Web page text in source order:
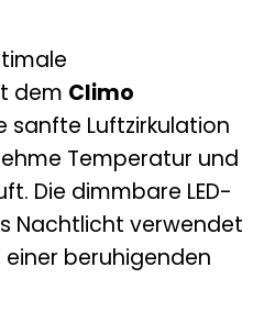
dem Climo
sanfte Luftzirkulation
Temperatur und
Die dimmbare LED-
Nachtlicht verwendet
beruhigenden